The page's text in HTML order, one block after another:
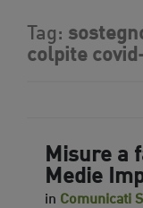
Tag:
colpite
Misure a
Medie
in Comunicati